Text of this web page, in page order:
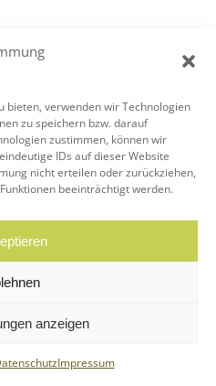
bieten, verwenden wir Technologien
zu speichern bzw. darauf
zustimmen, können wir
IDs auf dieser Website
nicht erteilen oder zurückziehen,
beeinträchtigt werden.
anzeigen
Impressum
Kirsten Heyer-Herget